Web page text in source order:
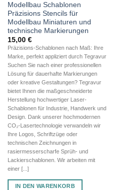
Modellbau Schablonen
Präzisions Stencils für
Modellbau Miniaturen und
technische Markierungen
15,00 €
Präzisions-Schablonen nach Maß: Ihre
Marke, perfekt appliziert durch Tegravur
Suchen Sie nach einer professionellen
Lösung für dauerhafte Markierungen
oder kreative Gestaltungen? Tegravur
bietet Ihnen die maßgeschneiderte
Herstellung hochwertiger Laser-
Schablonen für Industrie, Handwerk und
Design. Dank unserer hochmodernen
CO₂-Lasertechnologie verwandeln wir
Ihre Logos, Schriftzüge oder
technischen Zeichnungen in
rasiermesserscharfe Sprüh- und
Lackierschablonen. Wir arbeiten mit
einer [...]
IN DEN WARENKORB